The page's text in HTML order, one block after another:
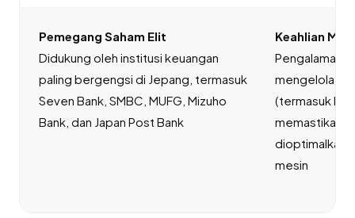
Pemegang Saham Elit
Didukung oleh institusi keuangan
paling bergengsi di Jepang, termasuk
Seven Bank, SMBC, MUFG, Mizuho
Bank, dan Japan Post Bank
Keahlian
Pengalaman
mengelola
(termasuk
memastikan
dioptimalkan
mesin